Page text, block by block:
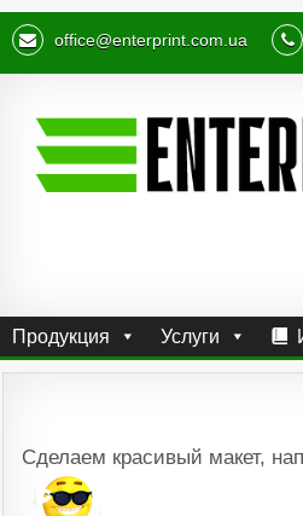
office@enterprint.com.ua
Продукция Услуги
Сделаем красивый макет,